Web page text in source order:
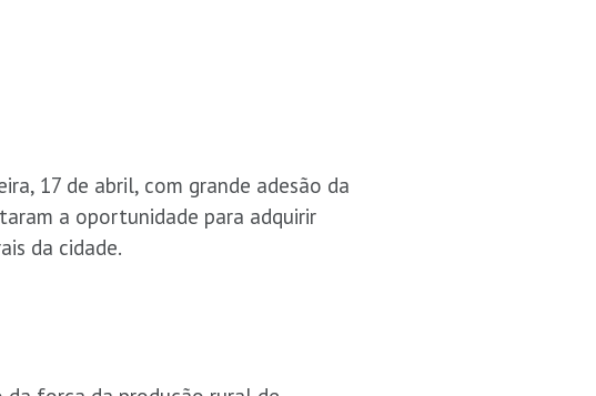
17 de abril, com grande adesão da
a oportunidade para adquirir
da cidade.